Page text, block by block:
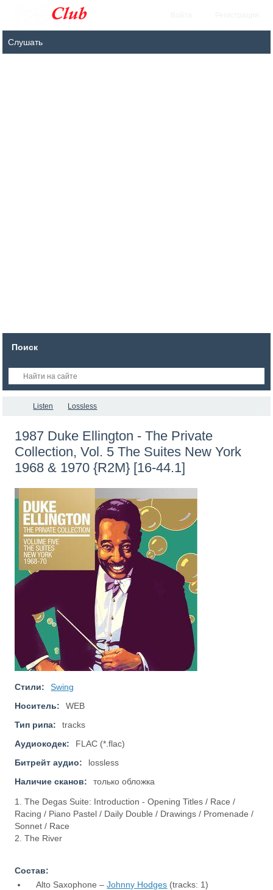
Поиск
Listen Lossless
1987 Duke Ellington - The Private
Collection, Vol. 5 The Suites New York
1968 & 1970 {R2M} [16-44.1]
Стили:
Swing
Носитель:
WEB
Тип рипа:
tracks
Аудиокодек:
FLAC (*.flac)
Битрейт аудио:
lossless
Наличие сканов:
только обложка
1. The Degas Suite: Introduction - Opening Titles / Race /
Racing / Piano Pastel / Daily Double / Drawings / Promenade /
Sonnet / Race
2. The River
Состав:
Alto Saxophone –Johnny Hodges (tracks: 1)